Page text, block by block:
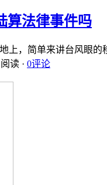
算法律事件吗
上，简单来讲台风眼
读 · 0评论